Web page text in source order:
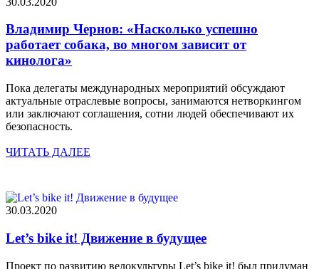
Владимир Чернов: «Насколько успешно
работает собака, во многом зависит от
кинолога»
Пока делегаты международных мероприятий обсуждают
актуальные отраслевые вопросы, занимаются нетворкингом
или заключают соглашения, сотни людей обеспечивают их
безопасность.
ЧИТАТЬ ДАЛЕЕ
30.03.2020
Let’s bike it! Движение в будущее
Проект по развитию велокультуры Let’s bike it! был придуман